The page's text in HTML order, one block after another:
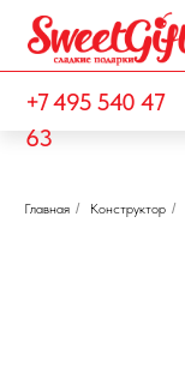
+7 495 540 47
63
Главная / Конструктор /